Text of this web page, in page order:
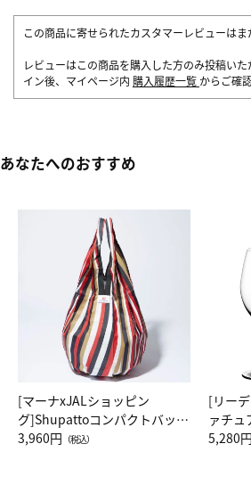
この商品に寄せられたカスタマーレビューはま
レビューはこの商品を購入した方のみ投稿い
イン後、マイページ内 購入履歴一覧 からご確
あなたへのおすすめ
[マーナxJALショッピン
グ]Shupattoコンパクトバッグ
Drop JAL客室乗務員（LC）ス
3,960円 （税込）
[リー
ァチュ
ト（レ
5,280円